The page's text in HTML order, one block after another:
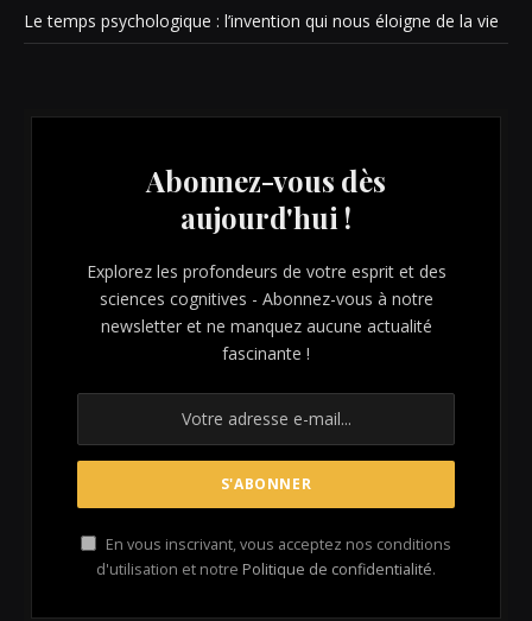
Le temps psychologique : l’invention qui nous éloigne de la vie
Abonnez-vous dès
aujourd'hui !
Explorez les profondeurs de votre esprit et des
sciences cognitives - Abonnez-vous à notre
newsletter et ne manquez aucune actualité
fascinante !
En vous inscrivant, vous acceptez nos conditions
d'utilisation et notre Politique de confidentialité.